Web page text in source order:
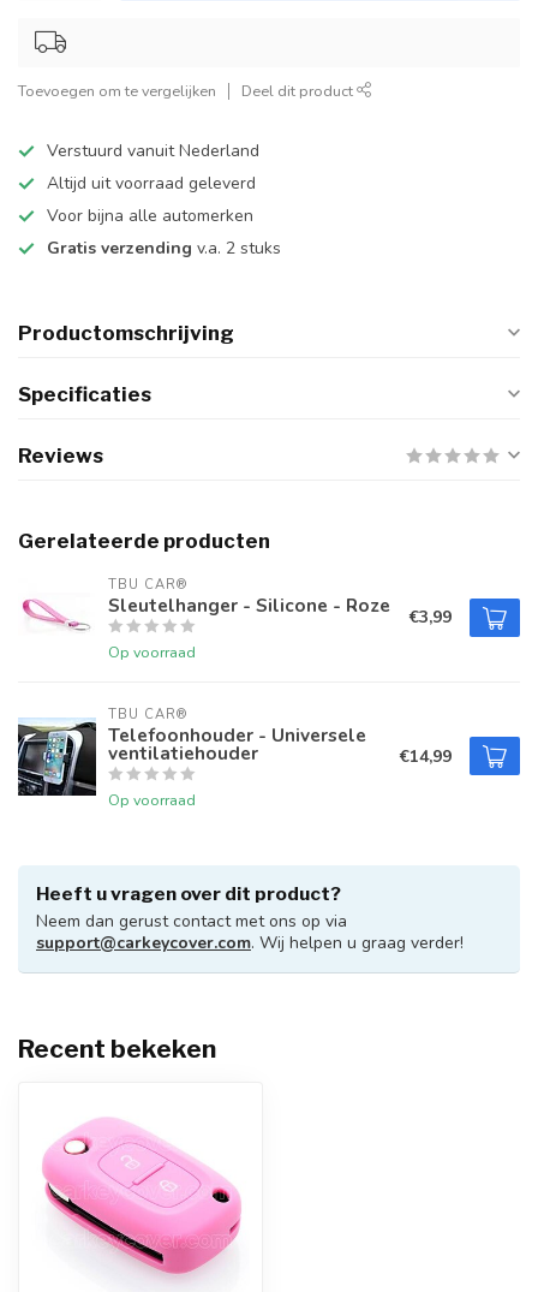
Toevoegen om te vergelijken Deel dit product
Verstuurd vanuit Nederland
Altijd uit voorraad geleverd
Voor bijna alle automerken
Gratis verzending v.a. 2 stuks
Productomschrijving
Specificaties
Reviews
Gerelateerde producten
TBU CAR®
Sleutelhanger - Silicone - Roze
Op voorraad
€3,99
TBU CAR®
Telefoonhouder - Universele
ventilatiehouder
Op voorraad
€14,99
Heeft u vragen over dit product?
Neem dan gerust contact met ons op via
support@carkeycover.com. Wij helpen u graag verder!
Recent bekeken